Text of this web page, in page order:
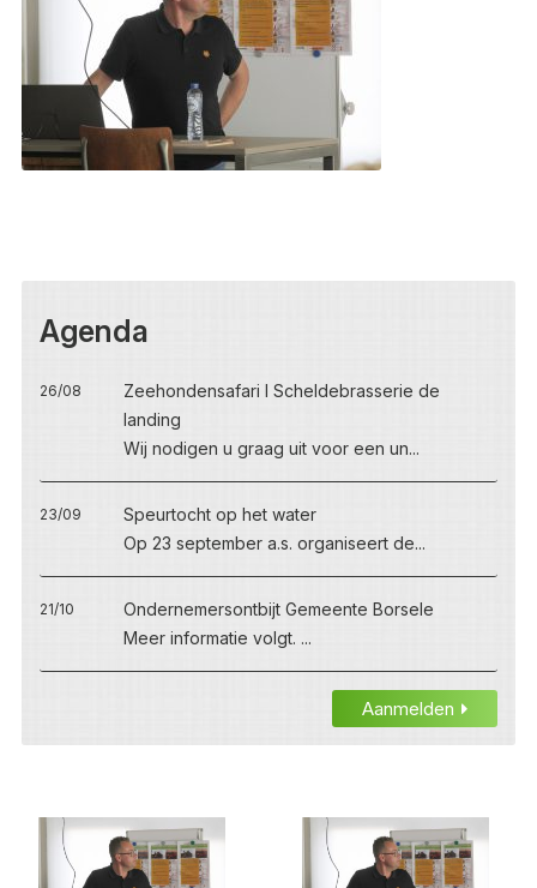
Agenda
26/08
Zeehondensafari I Scheldebrasserie de
landing
Wij nodigen u graag uit voor een un...
23/09
Speurtocht op het water
Op 23 september a.s. organiseert de...
21/10
Ondernemersontbijt Gemeente Borsele
Meer informatie volgt. ...
Aanmelden